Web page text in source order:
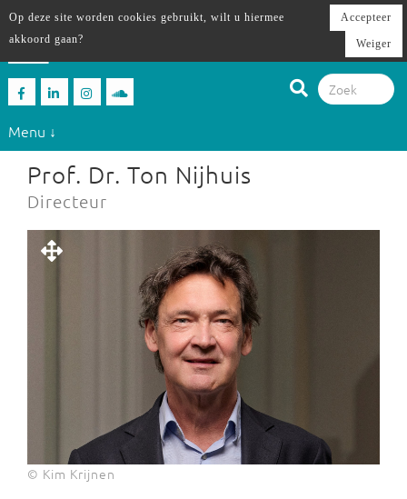
Menu ↓
Prof. Dr. Ton Nijhuis
Directeur
© Kim Krijnen
Op deze site worden cookies gebruikt, wilt u hiermee
akkoord gaan?
Accepteer
Weiger